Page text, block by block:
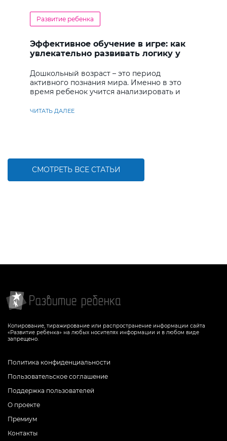
Развитие ребенка
Эффективное обучение в игре: как
увлекательно развивать логику у
Дошкольный возраст – это период
активного познания мира. Именно в это
время ребенок учится анализировать и
ЧИТАТЬ ДАЛЕЕ
СМОТРЕТЬ ВСЕ СТАТЬИ
Копирование, тиражирование или распространение информации сайта
«Развитие ребенка» на любых носителях информации и в любом виде
запрещено.
Политика конфиденциальности
Пользовательское соглашение
Поддержка пользователей
О проекте
Премиум
Контакты